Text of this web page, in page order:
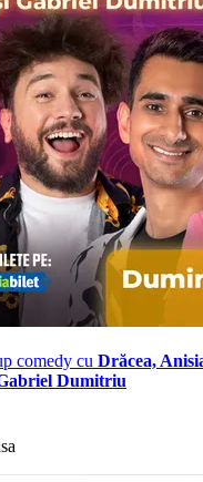
comedy cu Drăcea,
Dumitriu